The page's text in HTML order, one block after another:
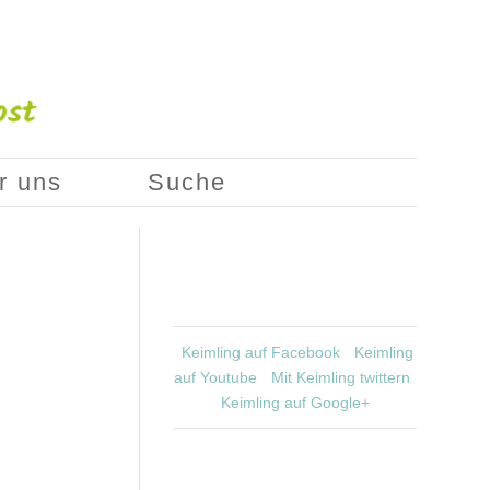
uns Suche
Keimling auf Facebook
Keimling
auf Youtube
Mit Keimling twittern
Keimling auf Google+